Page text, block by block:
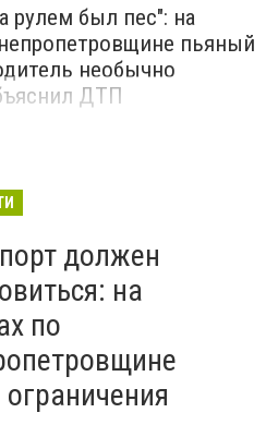
рулем был пес": на
пьяный
необычно
ДТП
должен
на
по